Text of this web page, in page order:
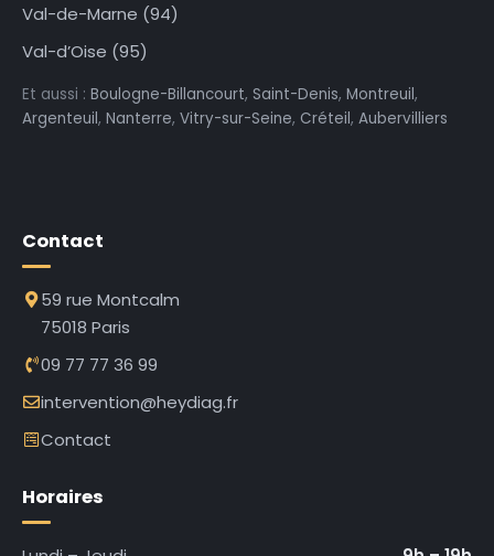
Val-de-Marne (94)
Val-d’Oise (95)
Et aussi : Boulogne-Billancourt, Saint-Denis, Montreuil,
Argenteuil, Nanterre, Vitry-sur-Seine, Créteil, Aubervilliers
Contact
59 rue Montcalm
75018 Paris
09 77 77 36 99
intervention@heydiag.fr
Contact
Horaires